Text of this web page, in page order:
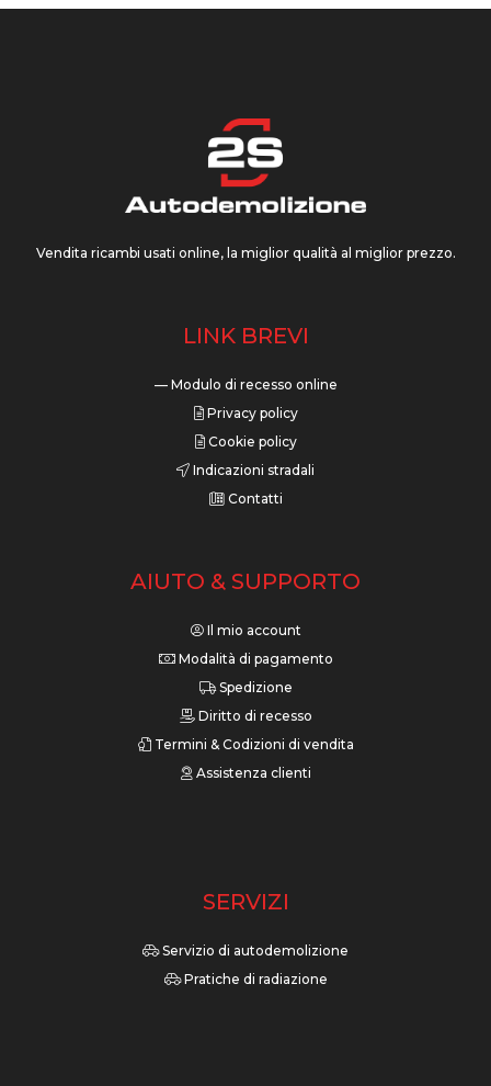
Vendita ricambi usati online, la miglior qualità al miglior prezzo.
LINK BREVI
— Modulo di recesso online
Privacy policy
Cookie policy
Indicazioni stradali
Contatti
AIUTO & SUPPORTO
Il mio account
Modalità di pagamento
Spedizione
Diritto di recesso
Termini & Codizioni di vendita
Assistenza clienti
SERVIZI
Servizio di autodemolizione
Pratiche di radiazione